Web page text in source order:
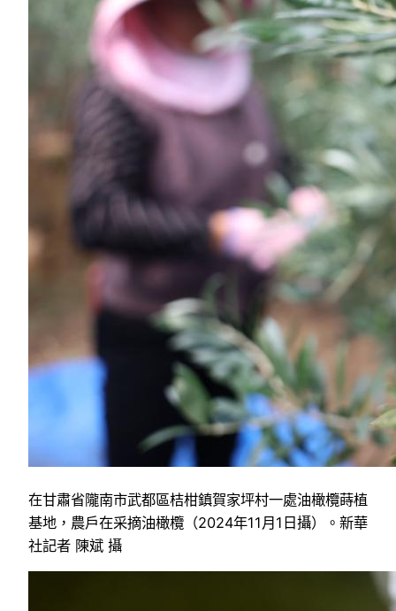
在甘肅省隴南市武都區桔柑鎮賀家坪村一處油橄欖蒔植
基地，農戶在采摘油橄欖（2024年11月1日攝）。新華
社記者 陳斌 攝